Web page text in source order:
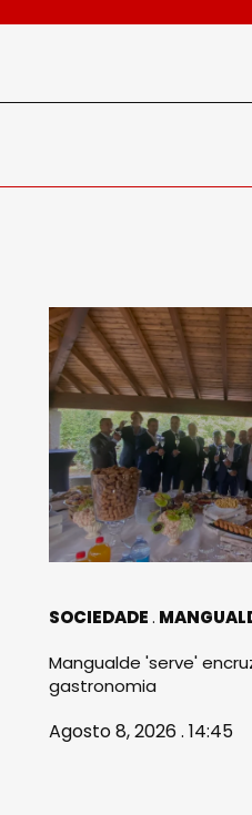
SOCIEDADE
Mangualde 'serve'
gastronomia
Agosto 8, 2026 . 14:45